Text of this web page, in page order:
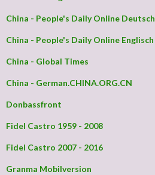
China - People's Daily Online Deutsch
China - People's Daily Online Englisch
China - Global Times
China - German.CHINA.ORG.CN
Donbassfront
Fidel Castro 1959 - 2008
Fidel Castro 2007 - 2016
Granma Mobilversion